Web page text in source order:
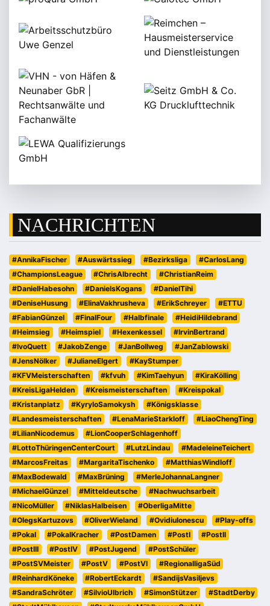
NACHRICHTEN
#AnnikaFischer #Auswärtssieg #Bezirksliga
#CarlosLang
#ChampionsLeague
#ChrisAlbrecht
#ChristianReim
#DanielHabesohn
#DanielsKogans
#DanielTihi
#DeniseHusung
#ElinaVakhrusheva #ErikSchreyer
#ETTU
#FabianGünzel
#FinalFour #Halbfinale
#HeidiHildebrand
#Heimsieg
#Heimspiel #Hexenkessel
#IrvinBertrand
#IvoQuett
#JakobZenge #JanBollweg
#JanZablowski
#JensNölker
#JulianeElgert
#KayStumper
#KFVMeisterschaften
#kfvuh #KimTaehyun
#KiraKölling
#KreisLigaHelden
#Kreismeisterschaften
#Kreispokal
#Kristanplatz
#KyryloSamokysh
#Königsklasse
#Landesmeisterschaften
#LenaMarieStarkloff
#LiaoChengTing
#LilianNicodemus
#LionCooperSchlagenhoff
#LottoThüringenCenterCourt
#LutzLindau
#MadeleineTeichert
#MarcosFreitas
#MargaritaTischenko
#MatthiasWindloff
#MaxBodewald
#MaxBrüning
#MerleJohannaLangner
#MichaelGünzel
#Mitteldeutsche
#Nachwuchsarbeit
#NicoMüller
#NiklasHalbeisen
#OberligaMitte
#OlegsKartuzovs
#OliverWieland #OvidiuIonescu
#Play-offs
#Pokal
#PokalKracher #PostDamen #PostI
#PostII
#PostIII
#PostIV #PostJugend
#PostSchüler
#PostSVMeister
#PostV #PostVI
#RegionalligaSüd
#ReinhardKöneke
#RobertEckardt
#SandijsVasiljevs
#SandraSchröter
#SilvioUlbrich #SimonStützer
#StadtDerby